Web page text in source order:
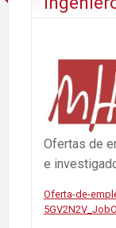
Ofertas de
e
Oferta-de-